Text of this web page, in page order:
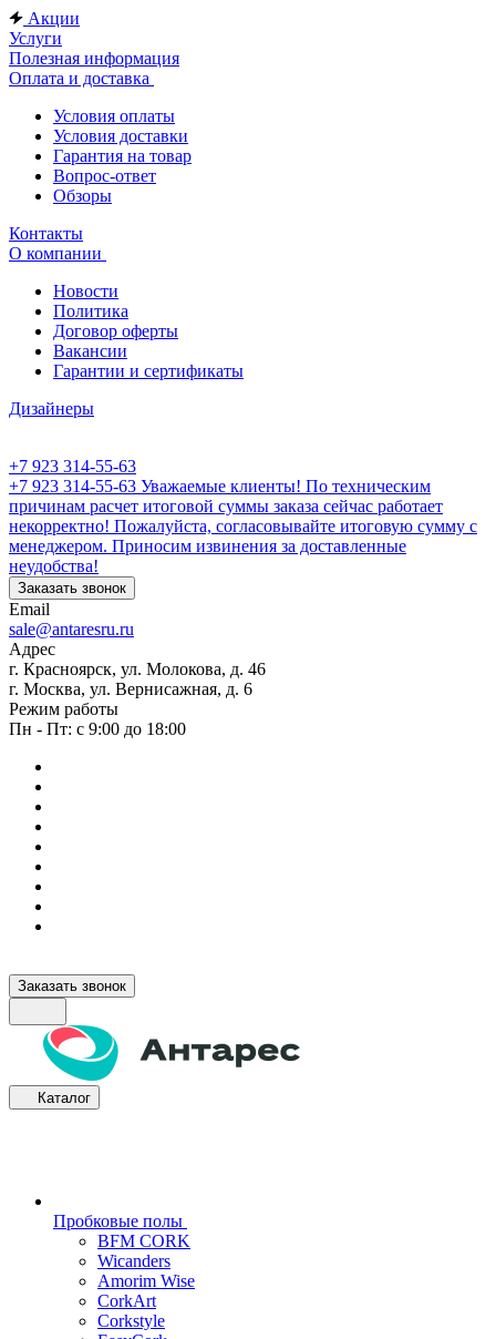
Акции
Услуги
Полезная информация
Оплата и доставка
Условия оплаты
Условия доставки
Гарантия на товар
Вопрос-ответ
Обзоры
Контакты
О компании
Новости
Политика
Договор оферты
Вакансии
Гарантии и сертификаты
Дизайнеры
+7 923 314-55-63
+7 923 314-55-63 Уважаемые клиенты! По техническим
причинам расчет итоговой суммы заказа сейчас работает
некорректно! Пожалуйста, согласовывайте итоговую сумму с
менеджером. Приносим извинения за доставленные
неудобства!
Заказать звонок
Email
sale@antaresru.ru
Адрес
г. Красноярск, ул. Молокова, д. 46
г. Москва, ул. Вернисажная, д. 6
Режим работы
Пн - Пт: с 9:00 до 18:00
Заказать звонок
Каталог
Пробковые полы
BFM CORK
Wicanders
Amorim Wise
CorkArt
Corkstyle